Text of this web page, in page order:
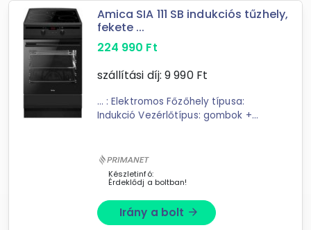
Amica SIA 111 SB indukciós tűzhely,
fekete ...
224 990 Ft
szállítási díj: 9 990Ft
... : Elektromos Főzőhely típusa:
Indukció Vezérlőtípus: gombok +
Igen Booster 4 Forró levegő ...
Készletinfó:
Érdeklődj a boltban!
Irány a bolt arrow_forward